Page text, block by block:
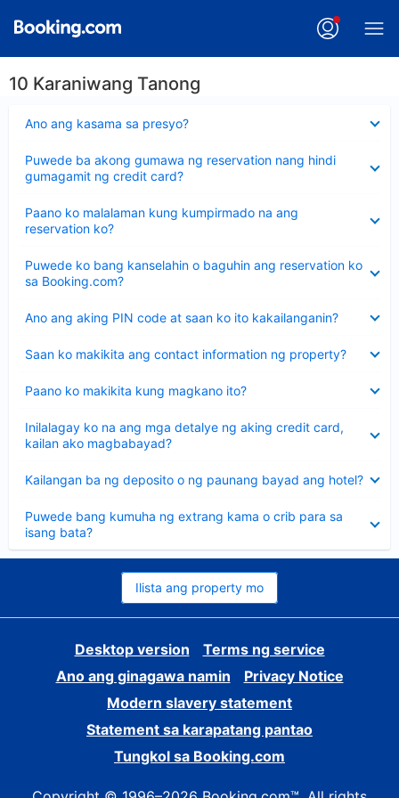
10 Karaniwang Tanong
Ano ang kasama sa presyo?
ang
Puwede ba akong gumawa ng reservation nang hindi
gumagamit ng credit card?
ang
sagot
Paano ko malalaman kung kumpirmado na ang
reservation ko?
ang
sagot
Puwede ko bang kanselahin o baguhin ang reservation ko
sa Booking.com?
ang
sagot
Ano ang aking PIN code at saan ko ito kakailanganin?
ang
Saan ko makikita ang contact information ng property?
ang
Paano ko makikita kung magkano ito?
ang
Inilalagay ko na ang mga detalye ng aking credit card,
kailan ako magbabayad?
ang
sagot
Kailangan ba ng deposito o ng paunang bayad ang hotel?
ang
Puwede bang kumuha ng extrang kama o crib para sa
isang bata?
ang
sagot
Ilista ang property mo
Desktop version
Terms ng service
Ano ang ginagawa namin
Privacy Notice
Modern slavery statement
Statement sa karapatang pantao
Tungkol sa Booking.com